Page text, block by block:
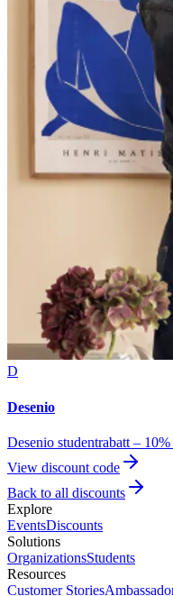
D
Desenio
Desenio studentrabatt –
View discount code
Back to all discounts
Explore
EventsDiscounts
Solutions
OrganizationsStudents
Resources
Customer Stories